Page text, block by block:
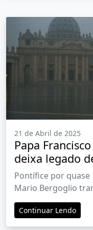
21 de Abril de 2025
Papa
deixa legado
e cuidado
Pontífice por quase
Mario Bergoglio
reformas
aproximação com
Continuar Lendo